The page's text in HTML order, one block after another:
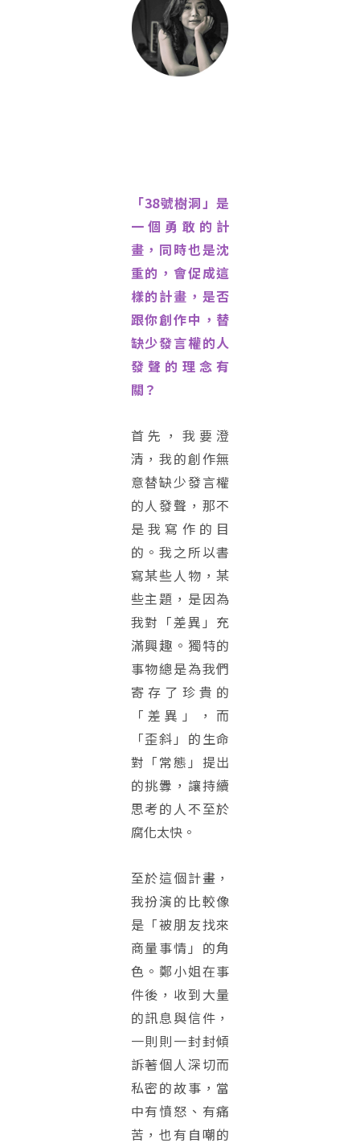
「38號樹洞」是
一個勇敢的計
畫，同時也是沈
重的，會促成這
樣的計畫，是否
跟你創作中，替
缺少發言權的人
發聲的理念有
關？
首先，我要澄
清，我的創作無
意替缺少發言權
的人發聲，那不
是我寫作的目
的。我之所以書
寫某些人物，某
些主題，是因為
我對「差異」充
滿興趣。獨特的
事物總是為我們
寄存了珍貴的
「差異」，而
「歪斜」的生命
對「常態」提出
的挑釁，讓持續
思考的人不至於
腐化太快。
至於這個計畫，
我扮演的比較像
是「被朋友找來
商量事情」的角
色。鄭小姐在事
件後，收到大量
的訊息與信件，
一則則一封封傾
訴著個人深切而
私密的故事，當
中有憤怒、有痛
苦，也有自嘲的